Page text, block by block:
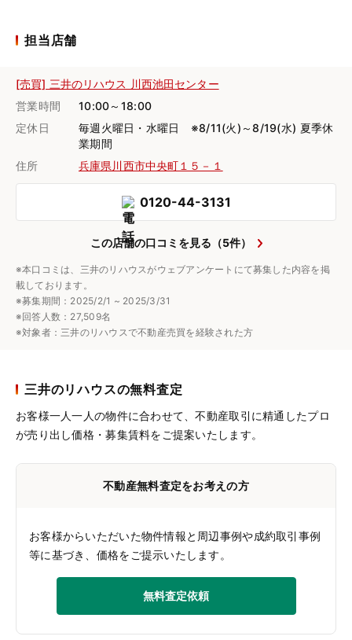
担当店舗
[売買] 三井のリハウス 川西池田センター
営業時間
10:00～18:00
定休日
毎週火曜日・水曜日 ※8/11(火)～8/19(水) 夏季休
業期間
住所
兵庫県川西市中央町１５－１
0120-44-3131
この店舗の口コミを見る（5件）
※本口コミは、三井のリハウスがウェブアンケートにて募集した内容を掲
載しております。
※募集期間：2025/2/1 ~ 2025/3/31
※回答人数：27,509名
※対象者：三井のリハウスで不動産売買を経験された方
三井のリハウスの無料査定
お客様一人一人の物件に合わせて、不動産取引に精通したプロ
が売り出し価格・募集賃料をご提案いたします。
不動産無料査定をお考えの方
お客様からいただいた物件情報と周辺事例や成約取引事例
等に基づき、価格をご提示いたします。
無料査定依頼